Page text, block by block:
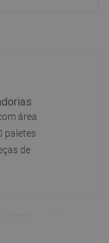
área
paletes
de